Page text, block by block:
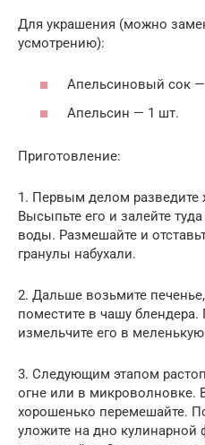
Для украшения (можно
усмотрению):
Апельсиновый сок
Апельсин — 1 шт.
Приготовление:
1. Первым делом разведите
Высыпьте его и залейте
воды. Размешайте и
гранулы набухали.
2. Дальше возьмите
поместите в чашу
измельчите его в
3. Следующим этапом
огне или в микроволновке.
хорошенько перемешайте.
уложите на дно